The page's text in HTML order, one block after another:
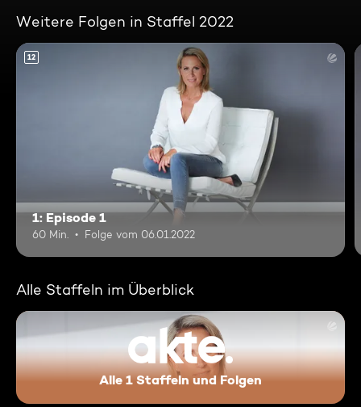
Weitere Folgen in Staffel 2022
12
1: Episode 1
60 Min. Folge vom 06.01.2022
Alle Staffeln im Überblick
Alle 1 Staffeln und Folgen